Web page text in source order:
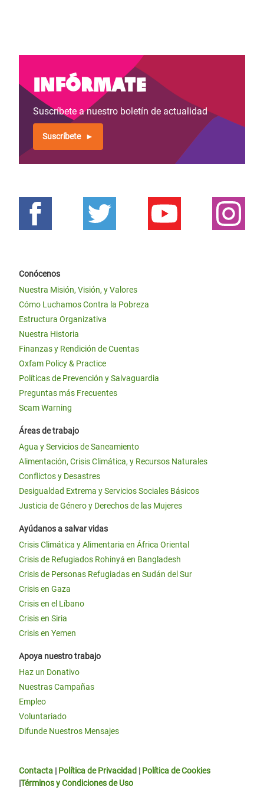
Infórmate
Suscríbete a nuestro boletín de actualidad
Suscríbete
Conócenos
Nuestra Misión, Visión, y Valores
Cómo Luchamos Contra la Pobreza
Estructura Organizativa
Nuestra Historia
Finanzas y Rendición de Cuentas
Oxfam Policy & Practice
Políticas de Prevención y Salvaguardia
Preguntas más Frecuentes
Scam Warning
Áreas de trabajo
Agua y Servicios de Saneamiento
Alimentación, Crisis Climática, y Recursos Naturales
Conflictos y Desastres
Desigualdad Extrema y Servicios Sociales Básicos
Justicia de Género y Derechos de las Mujeres
Ayúdanos a salvar vidas
Crisis Climática y Alimentaria en África Oriental
Crisis de Refugiados Rohinyá en Bangladesh
Crisis de Personas Refugiadas en Sudán del Sur
Crisis en Gaza
Crisis en el Líbano
Crisis en Siria
Crisis en Yemen
Apoya nuestro trabajo
Haz un Donativo
Nuestras Campañas
Empleo
Voluntariado
Difunde Nuestros Mensajes
Contacta | Política de Privacidad | Política de Cookies
|Términos y Condiciones de Uso